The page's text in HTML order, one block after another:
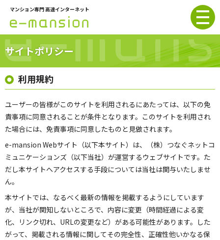
マンション専門 高速インターネット
サイトポリシー
利用規約
ユーザーの皆様がこのサイトを利用されるにあたっては、以下の免
責事項に同意されることが条件となります。このサイトを利用され
た場合には、免責事項に同意したものと見做されます。
e-mansion Webサイト（以下本サイト）は、（株）つなぐネットコ
ミュニケーションズ（以下当社）が運営するウェブサイトです。た
だし本サイトへアクセスする手段については当社は関与いたしませ
ん。
本サイトでは、なるべく最新の情報を掲載するようにしています
が、当社が関知しないところで、内容に変更（時間経過による変
化、リンク切れ、URLの変更など）がある可能性があります。した
がって、掲載される情報に関してその完全性、正確性他いかなる保